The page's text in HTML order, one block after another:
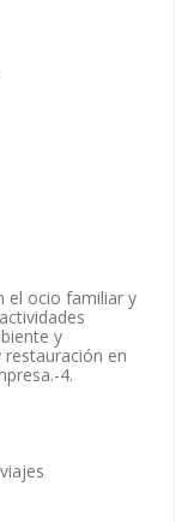
el ocio familiar y
y
restauración en
4.